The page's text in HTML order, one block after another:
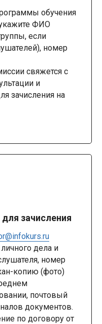
обучения
ФИО
если
номер
свяжется с
и
зачисления на
зачисления
дела и
номер
копию (фото)
почтовый
документов.
по договору от